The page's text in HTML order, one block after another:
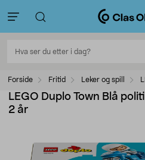
Forside Fritid Leker og spill
LEGO Duplo Town Blå
2 år